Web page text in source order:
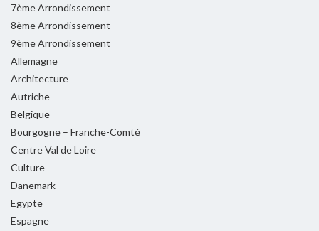
7ème Arrondissement
8ème Arrondissement
9ème Arrondissement
Allemagne
Architecture
Autriche
Belgique
Bourgogne – Franche-Comté
Centre Val de Loire
Culture
Danemark
Egypte
Espagne